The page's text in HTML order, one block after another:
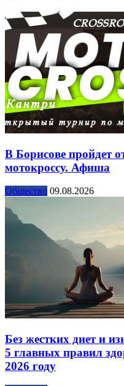
В Борисове пройдет
мотокроссу. Афиша
Общество 09.08.2026
Без жестких диет и
5 главных правил
2026 году